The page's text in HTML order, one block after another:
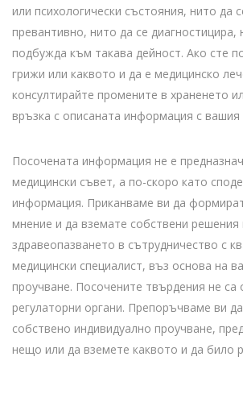
или психологически състояния, нито да
превантивно, нито да се диагностицира,
подбужда към такава дейност. Ако сте
грижи или каквото и да е медицинско
консултирайте промените в храненето
връзка с описаната информация с вашия
Посочената информация не е
медицински съвет, а по-скоро като
информация. Приканваме ви да
мнение и да вземате собствени решения
здравеопазването в сътрудничество с
медицински специалист, въз основа на
проучване. Посочените твърдения не са
регулаторни органи. Препоръчваме ви
собствено индивидуално проучване,
нещо или да вземете каквото и да било